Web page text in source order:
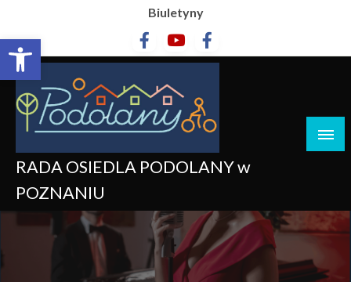
Otwórz pasek narzędzi
Biuletyny
RADA OSIEDLA PODOLANY w
POZNANIU